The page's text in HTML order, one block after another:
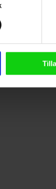
for få meter
ID og din
og
og
og i vores